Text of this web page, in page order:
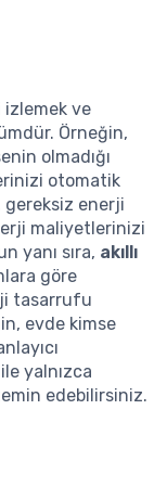
ve
Örneğin,
olmadığı
otomatik
gereksiz enerji
maliyetlerinizi
yanı sıra, akıllı
göre
tasarrufu
evde kimse
yalnızca
edebilirsiniz.